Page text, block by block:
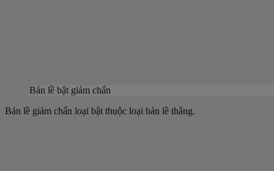
Bản lề bật giảm chấn
Bản lề giảm chấn loại bật thuộc loại bản lề thẳng.